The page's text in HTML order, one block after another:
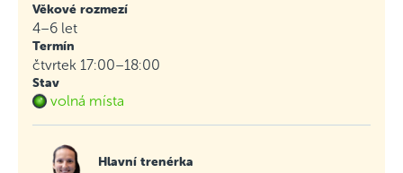
Věkové rozmezí
4–6 let
Termín
čtvrtek 17:00–18:00
Stav
volná místa
Hlavní trenérka